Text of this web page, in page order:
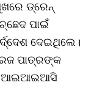
ଡ୍ରେନ୍‌
ପାଇଁ
ଦେଇଥିଲେ।
ପାତ୍ରଙ୍କ
ଆଇଆଇଆସି